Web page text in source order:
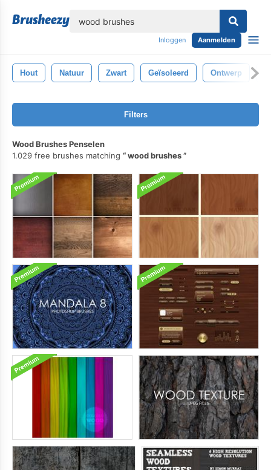
Inloggen Aanmelden
Hout Natuur Zwart Geïsoleerd Ontwerp
Filters
Wood Brushes Penselen
1.029 free brushes matching
wood brushes